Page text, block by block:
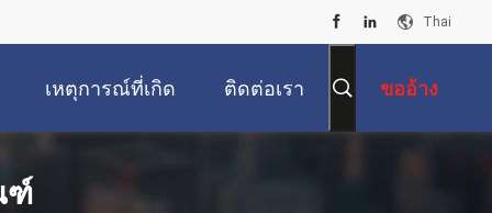
Thai
เหตุการณ์ที่เกิด ติดต่อเรา ขออ้าง
ฑ์